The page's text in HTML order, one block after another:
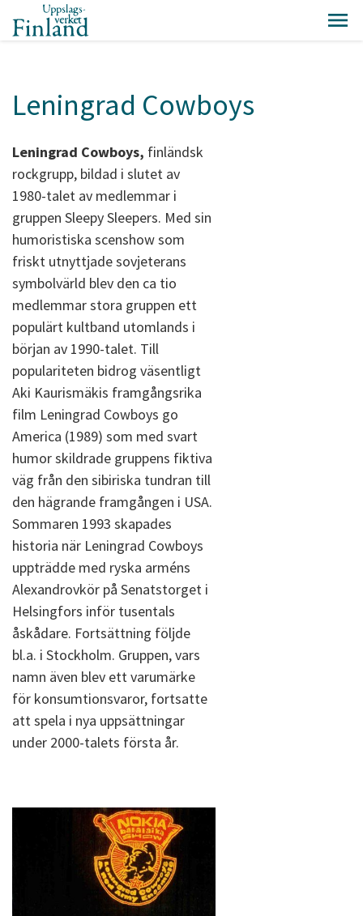
Leningrad Cowboys
Leningrad Cowboys, finländsk
rockgrupp, bildad i slutet av
1980-talet av medlemmar i
gruppen Sleepy Sleepers. Med sin
humoristiska scenshow som
friskt utnyttjade sovjeterans
symbolvärld blev den ca tio
medlemmar stora gruppen ett
populärt kultband utomlands i
början av 1990-talet. Till
populariteten bidrog väsentligt
Aki Kaurismäkis framgångsrika
film Leningrad Cowboys go
America (1989) som med svart
humor skildrade gruppens fiktiva
väg från den sibiriska tundran till
den hägrande framgången i USA.
Sommaren 1993 skapades
historia när Leningrad Cowboys
uppträdde med ryska arméns
Alexandrovkör på Senatstorget i
Helsingfors inför tusentals
åskådare. Fortsättning följde
bl.a. i Stockholm. Gruppen, vars
namn även blev ett varumärke
för konsumtionsvaror, fortsatte
att spela i nya uppsättningar
under 2000-talets första år.